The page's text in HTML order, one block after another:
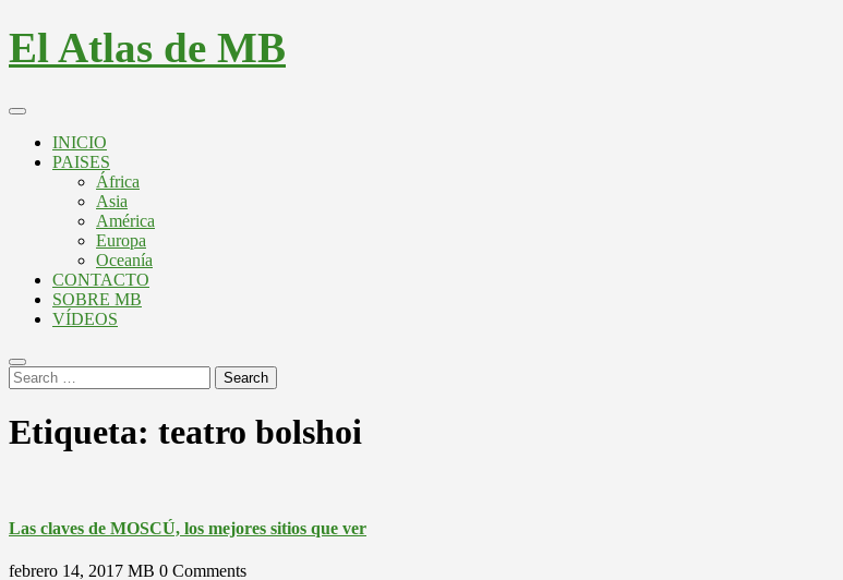
El Atlas de MB
INICIO
PAISES
África
Asia
América
Europa
Oceanía
CONTACTO
SOBRE MB
VÍDEOS
Search
Etiqueta: teatro bolshoi
Las claves de MOSCÚ, los mejores sitios que ver
febrero 14, 2017 MB 0 Comments